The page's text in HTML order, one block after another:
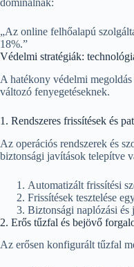
dominálnak:
„Az online felhőalapú
18%.”
Védelmi stratégiák:
A hatékony védelmi
változó fenyegetéseknek.
1. Rendszeres frissítések és
Az operációs rendszerek és
biztonsági javítások telepítve
Automatizált frissítési
Frissítések tesztelése
Biztonsági naplózási és
2. Erős tűzfal és bejövő
Az erősen konfigurált tűzfal